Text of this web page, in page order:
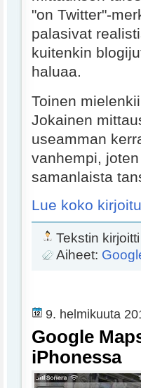
"on Twitter"-
palasivat
kuitenkin
haluaa.
Toinen
Jokainen
useamman
vanhempi,
samanlaista
Lue koko
Tekstin kirjoitti
Aiheet:
9. helmikuuta
Google
iPhonessa